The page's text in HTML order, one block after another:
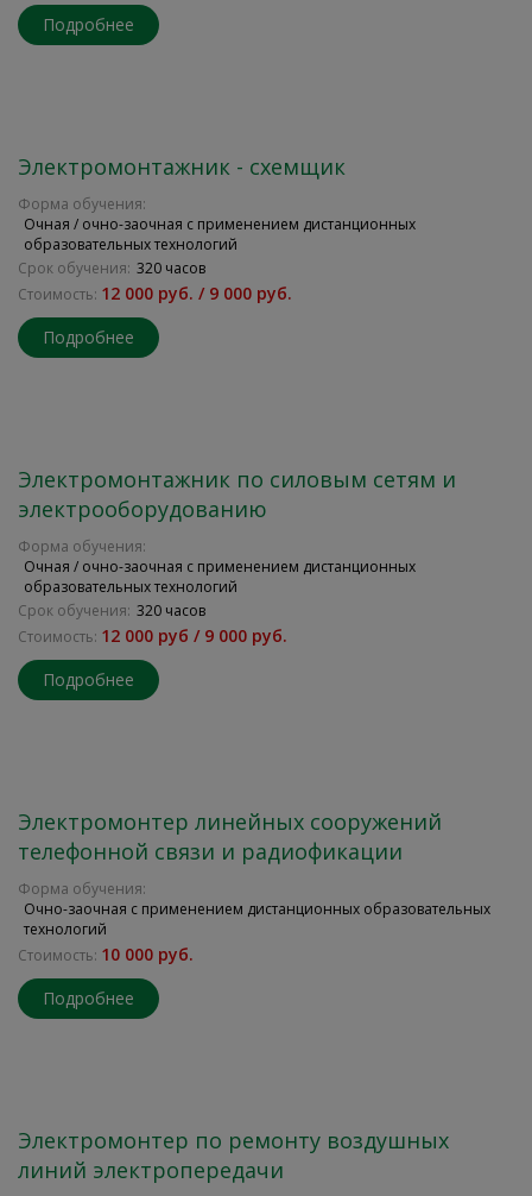
Подробнее
Электромонтажник - схемщик
Форма обучения:
Очная / очно-заочная с применением дистанционных
образовательных технологий
Срок обучения: 320 часов
Стоимость: 12 000 руб. / 9 000 руб.
Подробнее
Электромонтажник по силовым сетям и
электрооборудованию
Форма обучения:
Очная / очно-заочная с применением дистанционных
образовательных технологий
Срок обучения: 320 часов
Стоимость: 12 000 руб / 9 000 руб.
Подробнее
Электромонтер линейных сооружений
телефонной связи и радиофикации
Форма обучения:
Очно-заочная с применением дистанционных образовательных
технологий
Стоимость: 10 000 руб.
Подробнее
Электромонтер по ремонту воздушных
линий электропередачи